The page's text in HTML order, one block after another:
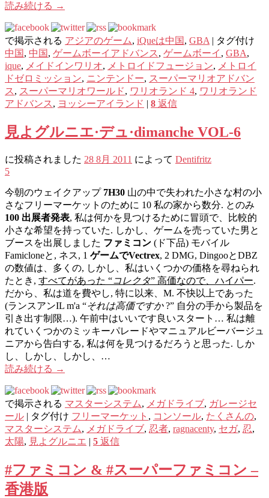
読み続ける →
で掲示される アジアのゲーム, iQueは中国 , GBA | タグ付け
中国 , 中国 , ゲームボーイアドバンス , ゲームボーイ , GBA,
ique, メイドインワリオ, メトロイドフュージョン, メトロイ
ドゼロミッション, ニンテンドー, スーパーマリオアドバン
ス , スーパーマリオワールド, ワリオランド 4, ワリオランド
アドバンス , ヨッシーアイランド | 8 返信
見よグルニエ·デュ·dimanche VOL-6
に投稿されました 28 8月 2011 によって Dentifritz
5
今朝のウェイクアップ 7H30 山の中で失われた小さな村の小
さなフリーマーケットのために 10 私の家から数分. とのみ
100 出展者発表, 私は何かを見つけるために冒頭で、比較的
小さな希望を持っていた. しかし、ゲームを売っていた男と
ブースを出展しました ファミコン (ド下品) モバイル
Famicloneと, ネス, 1 ゲームでVectrex, 2 DMG, DingooとDBZ
の数値は、多くの, しかし、私はいくつかの価格を尋ねられ
たとき, すべてがあった “コレクタ” 高価なので、ハイパー.
だから、私は道を費やし, 特に以来、M. 不快以上であった
(ランスアンIL m'a “それは高価ですか?” 自分の手から製品を
引き出す制限…). 午前中はいいです良いスタート… 私は離
れていくつかのミッキーパレードやマニュアルビーバージュ
ニアから告白する, 私は何を見つけるだろうと思った. しか
し、しかし、しかし、…
読み続ける →
で掲示される マスターシステム, メガドライブ, ガレ​​ージセ
ール | タグ付け フリーマーケット , コンソール, たくさんの,
マスターシステム, メガドライブ, 忍者, ragnacenty, セガ, 忍,
太陽, 見よグルニエ | 5 返信
#ファミコン & #スーパーファミコン –
香港版